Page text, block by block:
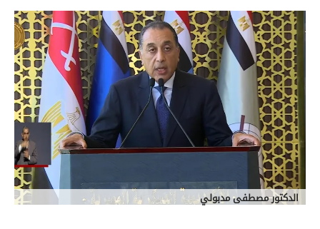
الدكتور مصطفى مدبولي